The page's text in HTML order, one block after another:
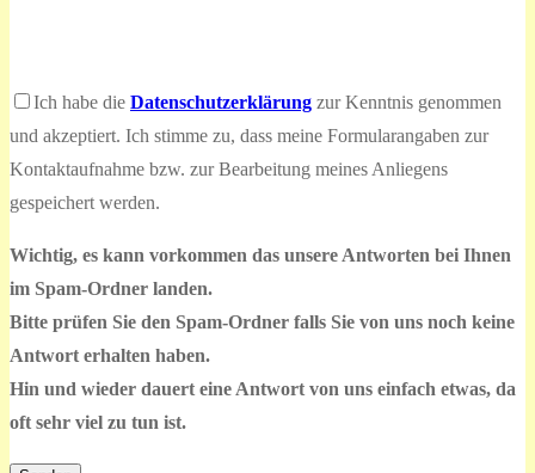
dieses
Feld
leer.
lasse
dieses
Feld
leer.
Ich habe die Datenschutzerklärung zur Kenntnis genommen
und akzeptiert. Ich stimme zu, dass meine Formularangaben zur
Kontaktaufnahme bzw. zur Bearbeitung meines Anliegens
gespeichert werden.
Wichtig, es kann vorkommen das unsere Antworten bei Ihnen
im Spam-Ordner landen.
Bitte prüfen Sie den Spam-Ordner falls Sie von uns noch keine
Antwort erhalten haben.
Hin und wieder dauert eine Antwort von uns einfach etwas, da
oft sehr viel zu tun ist.